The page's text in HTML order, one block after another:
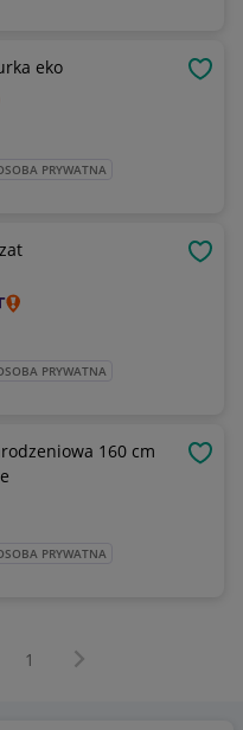
eko
PRYWATNA
PRYWATNA
160 cm
PRYWATNA
1 Następna strona